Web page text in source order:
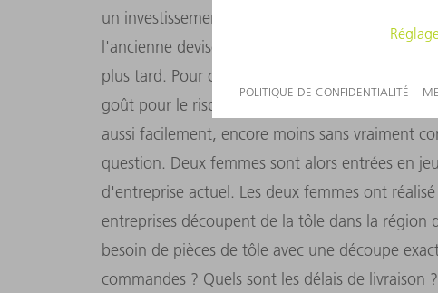
un investissement considérable, de l'ordre de
l'ancienne devise espagnole, selon Julián
plus tard. Pour ce montant, ils auraient aussi
goût pour le risque et l'innovation, la famille
aussi facilement, encore moins sans vraiment
question. Deux femmes sont alors entrées en
d'entreprise actuel. Les deux femmes ont
entreprises découpent de la tôle dans la région
besoin de pièces de tôle avec une découpe
commandes ? Quels sont les délais de livraison